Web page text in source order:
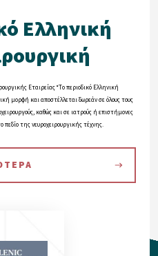
Eλληνική
Eταιρείας “Tο περιοδικό Eλληνική
μορφή και αποστέλλεται δωρεάν σε όλους τους
καθώς και σε ιατρούς ή επιστήμονες
πεδίο της νευροχειρουργικής τέχνης.